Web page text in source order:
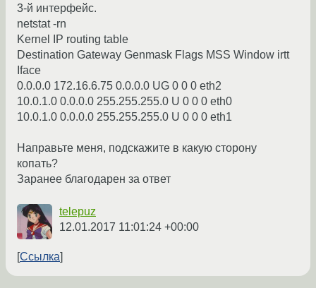
3-й интерфейс.
netstat -rn
Kernel IP routing table
Destination Gateway Genmask Flags MSS Window irtt
Iface
0.0.0.0 172.16.6.75 0.0.0.0 UG 0 0 0 eth2
10.0.1.0 0.0.0.0 255.255.255.0 U 0 0 0 eth0
10.0.1.0 0.0.0.0 255.255.255.0 U 0 0 0 eth1
Направьте меня, подскажите в какую сторону
копать?
Заранее благодарен за ответ
telepuz
12.01.2017 11:01:24 +00:00
Ссылка